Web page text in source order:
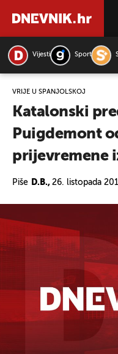
Vijesti Sport
VRIJE U ŠPANJOLSKOJ
Katalonski
Puigdemont
prijevremene
Piše D.B., 26. listopada
PRETRAŽITE VIJESTI